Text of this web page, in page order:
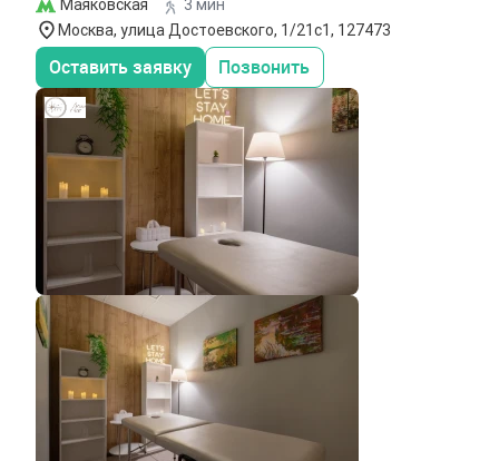
Маяковская
3 мин
Москва, улица Достоевского, 1/21с1, 127473
Оставить заявку Позвонить